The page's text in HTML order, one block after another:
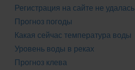
Регистрация на сайте не удалась
Прогноз погоды
Какая сейчас температура воды
Уровень воды в реках
Прогноз клева